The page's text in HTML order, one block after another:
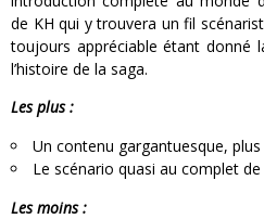
de KH qui y trouvera un fil
toujours appréciable étant donné
l’histoire de la saga.
Les plus :
Un contenu gargantuesque,
Le scénario quasi au complet de
Les moins :